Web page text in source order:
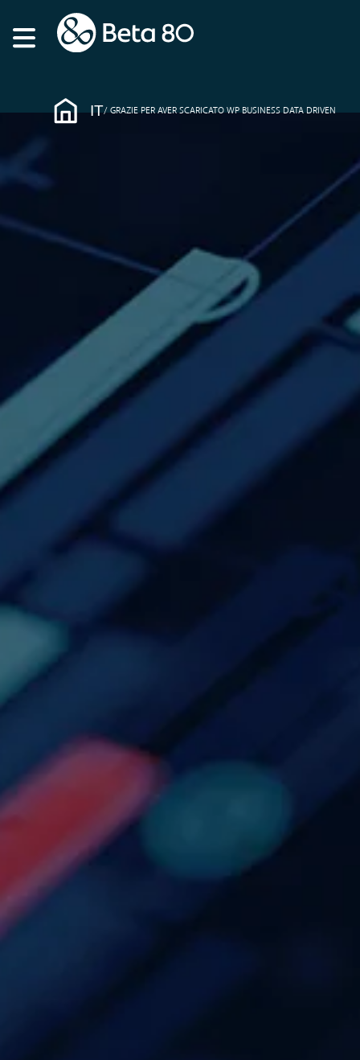
IT GRAZIE PER AVER SCARICATO WP BUSINESS DATA DRIVEN